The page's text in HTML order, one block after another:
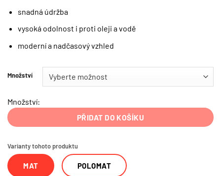
snadná údržba
vysoká odolnost i proti oleji a vodě
moderní a nadčasový vzhled
Množství
Množství:
PŘIDAT DO KOŠÍKU
Varianty tohoto produktu
MAT POLOMAT